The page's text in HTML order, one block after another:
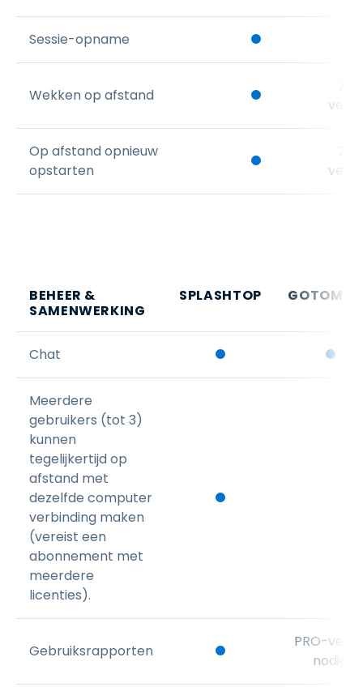
Sessie-opname
Wekken op afstand
Op afstand opnieuw
opstarten
BEHEER &
SAMENWERKING
SPLASHTOP
Chat
Meerdere
gebruikers (tot 3)
kunnen
tegelijkertijd op
afstand met
dezelfde computer
verbinding maken
(vereist een
abonnement met
meerdere
licenties).
Gebruiksrapporten
PRO-
nodig